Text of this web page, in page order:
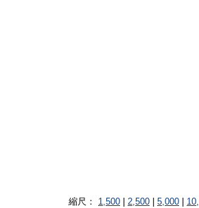
縮尺： 1,500 2,500 5,000